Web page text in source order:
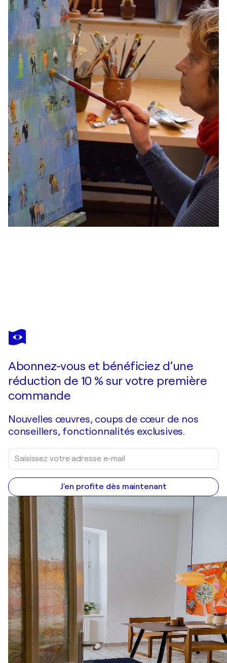
ELA KÖHLER
" Louis Vuitton Tasche " 1
Abonnez-vous et bénéficiez d’une
réduction de 10 % sur votre première
commande
Nouvelles œuvres, coups de cœur de nos
conseillers, fonctionnalités exclusives.
J'en profite dès maintenant